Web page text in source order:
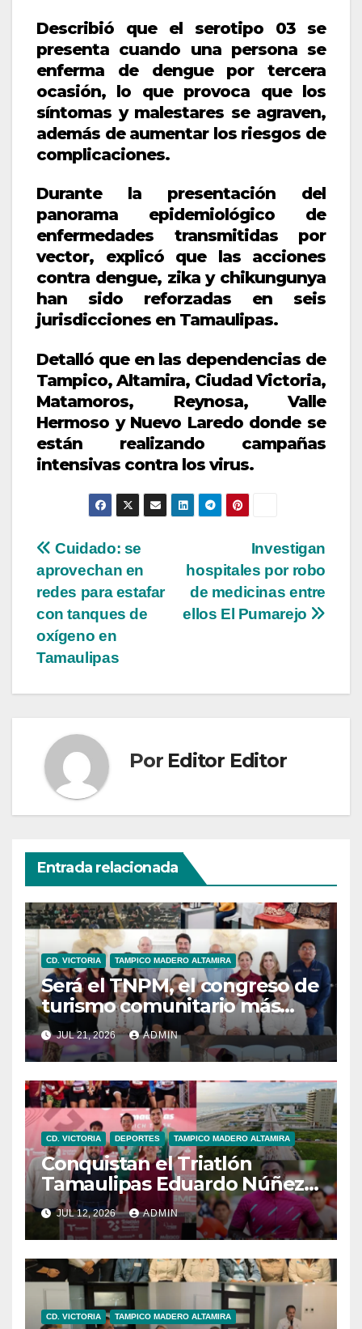
Describió que el serotipo 03 se
presenta cuando una persona se
enferma de dengue por tercera
ocasión, lo que provoca que los
síntomas y malestares se agraven,
además de aumentar los riesgos de
complicaciones.
Durante la presentación del
panorama epidemiológico de
enfermedades transmitidas por
vector, explicó que las acciones
contra dengue, zika y chikungunya
han sido reforzadas en seis
jurisdicciones en Tamaulipas.
Detalló que en las dependencias de
Tampico, Altamira, Ciudad Victoria,
Matamoros, Reynosa, Valle
Hermoso y Nuevo Laredo donde se
están realizando campañas
intensivas contra los virus.
Navegación
de
entradas
Investigan
hospitales por robo
de medicinas entre
ellos El Pumarejo
Cuidado: se
aprovechan en
redes para estafar
con tanques de
oxígeno en
Tamaulipas
Por Editor Editor
Entrada relacionada
CD. VICTORIA TAMPICO MADERO ALTAMIRA
Será el TNPM, el congreso de
turismo comunitario más
grande de Latinoamérica:
Sectur
JUL 21, 2026 ADMIN
CD. VICTORIA DEPORTES TAMPICO MADERO ALTAMIRA
Conquistan el Triatlón
Tamaulipas Eduardo Núñez y
Fernanda Salazar
JUL 12, 2026 ADMIN
CD. VICTORIA TAMPICO MADERO ALTAMIRA